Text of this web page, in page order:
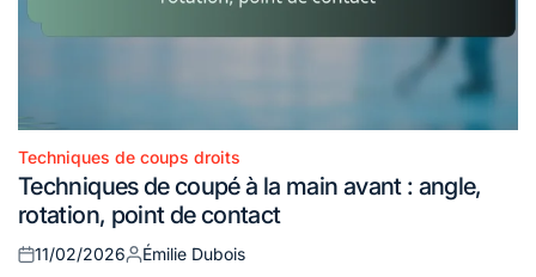
Posted
in
Techniques de coups droits
Techniques de coupé à la main avant : angle,
rotation, point de contact
Posted
11/02/2026
Posted
Émilie Dubois